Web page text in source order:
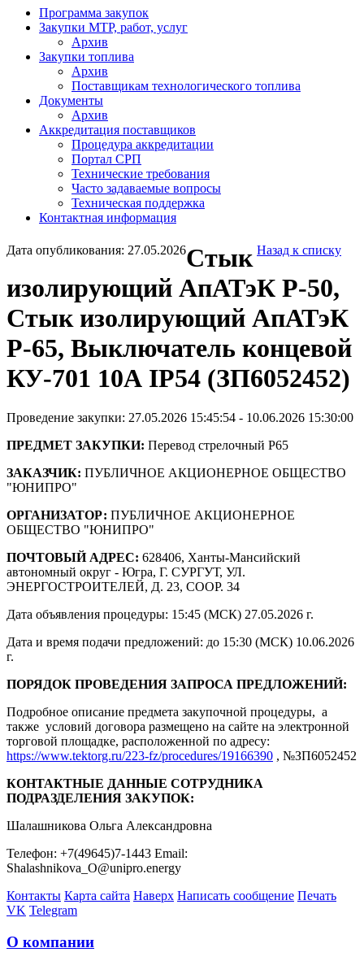
Программа закупок
Закупки МТР, работ, услуг
Архив
Закупки топлива
Архив
Поставщикам технологического топлива
Документы
Архив
Аккредитация поставщиков
Процедура аккредитации
Портал СРП
Технические требования
Часто задаваемые вопросы
Техническая поддержка
Контактная информация
Дата опубликования: 27.05.2026 Назад к списку
Стык
изолирующий АпАТэК Р-50,
Стык изолирующий АпАТэК
Р-65, Выключатель концевой
КУ-701 10А IP54 (ЗП6052452)
Проведение закупки: 27.05.2026 15:45:54 - 10.06.2026 15:30:00
ПРЕДМЕТ ЗАКУПКИ: Перевод стрелочный Р65
ЗАКАЗЧИК: ПУБЛИЧНОЕ АКЦИОНЕРНОЕ ОБЩЕСТВО
"ЮНИПРО"
ОРГАНИЗАТОР: ПУБЛИЧНОЕ АКЦИОНЕРНОЕ
ОБЩЕСТВО "ЮНИПРО"
ПОЧТОВЫЙ АДРЕС: 628406, Ханты-Мансийский
автономный округ - Югра, Г. СУРГУТ, УЛ.
ЭНЕРГОСТРОИТЕЛЕЙ, Д. 23, СООР. 34
Дата объявления процедуры: 15:45 (МСК) 27.05.2026 г.
Дата и время подачи предложений: до 15:30 (МСК) 10.06.2026
г.
ПОРЯДОК ПРОВЕДЕНИЯ ЗАПРОСА ПРЕДЛОЖЕНИЙ:
Подробное описание предмета закупочной процедуры, а
также условий договора размещено на сайте на электронной
торговой площадке, расположенной по адресу:
https://www.tektorg.ru/223-fz/procedures/19166390 , №ЗП6052452
КОНТАКТНЫЕ ДАННЫЕ СОТРУДНИКА
ПОДРАЗДЕЛЕНИЯ ЗАКУПОК:
Шалашникова Ольга Александровна
Телефон: +7(49645)7-1443 Email:
Shalashnikova_O@unipro.energy
Контакты Карта сайта Наверх Написать сообщение Печать
VK Telegram
О компании